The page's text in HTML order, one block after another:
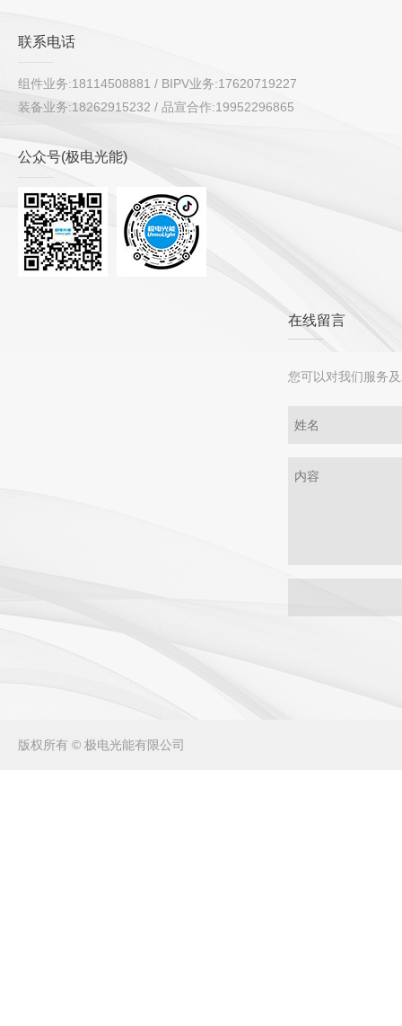
联系电话
组件业务:18114508881 / BIPV业务:17620719227
装备业务:18262915232 / 品宣合作:19952296865
公众号(极电光能)
在线留言
您可以对我们服务
版权所有 © 极电光能有限公司